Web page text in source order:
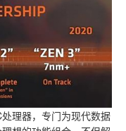
理器，专门为现代数据